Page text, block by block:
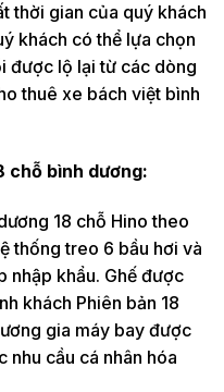
thời gian của quý khách
khách có thể lựa chọn
được lộ lại từ các dòng
thuê xe bách việt bình
chỗ bình dương:
18 chỗ Hino theo
thống treo 6 bầu hơi và
nhập khẩu. Ghế được
khách Phiên bản 18
gia máy bay được
nhu cầu cá nhân hóa